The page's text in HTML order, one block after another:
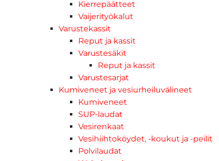
Kierrepäätteet
Vaijerityökalut
Varustekassit
Reput ja kassit
Varustesäkit
Reput ja kassit
Varustesarjat
Kumiveneet ja vesiurheiluvälineet
Kumiveneet
SUP-laudat
Vesirenkaat
Vesihiihtoköydet, -koukut ja -peilit
Polvilaudat